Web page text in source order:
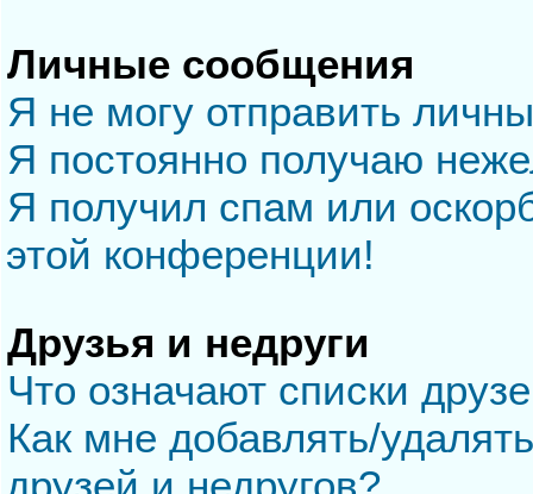
Личные сообщения
Я не могу отправить
Я постоянно получаю
Я получил спам или
этой конференции!
Друзья и недруги
Что означают списки
Как мне добавлять/